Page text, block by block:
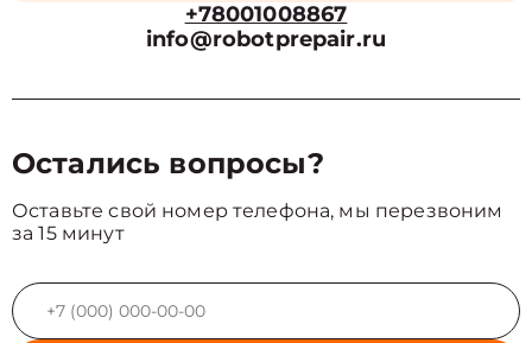
+78001008867
info@robotprepair.ru
Остались вопросы?
Оставьте свой номер телефона, мы перезвоним
за 15 минут